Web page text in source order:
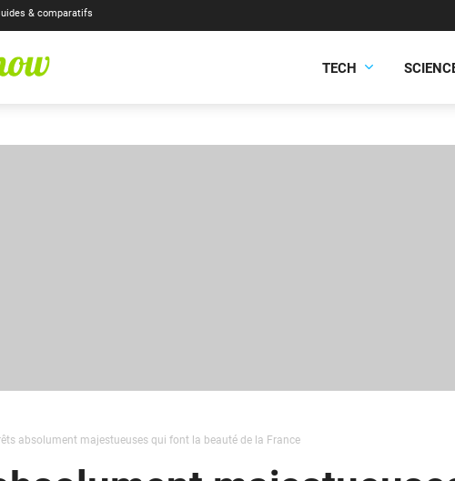
& comparatifs
TECH
absolument majestueuses qui font la beauté de la France